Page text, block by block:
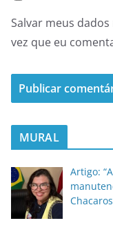
Salvar meus
vez que eu
MURAL
Artigo: